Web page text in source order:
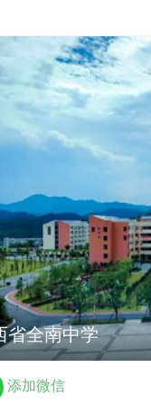
省全南中学
添加微信